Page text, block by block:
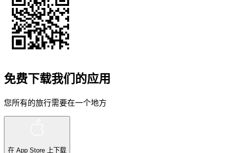
免费下载我们的应用
您所有的旅行需要在一个地方
在 App Store 上下载